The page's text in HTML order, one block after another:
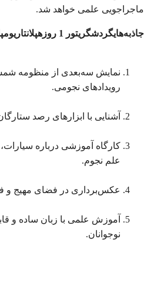
ماجراجویی علمی خواهد شد.
جاذبه‌هایگردشگریتور روزهپلانتاریوم
نمایش سه‌بعدی از منظومه
رویدادهای نجومی.
آشنایی با ابزارهای رصد
کارگاه آموزشی درباره
علم نجوم.
عکس‌برداری در فضای مهیج و
آموزش علمی با زبان ساده و
نوجوانان.